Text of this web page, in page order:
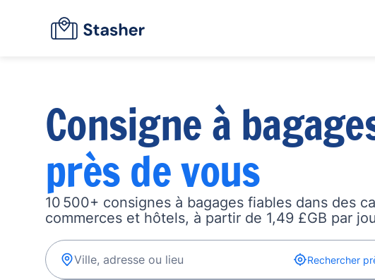
Consigne à
près de vous
10 500+ consignes à bagages fiables dans des
commerces et hôtels, à partir de 1,49 £GB par
Rechercher